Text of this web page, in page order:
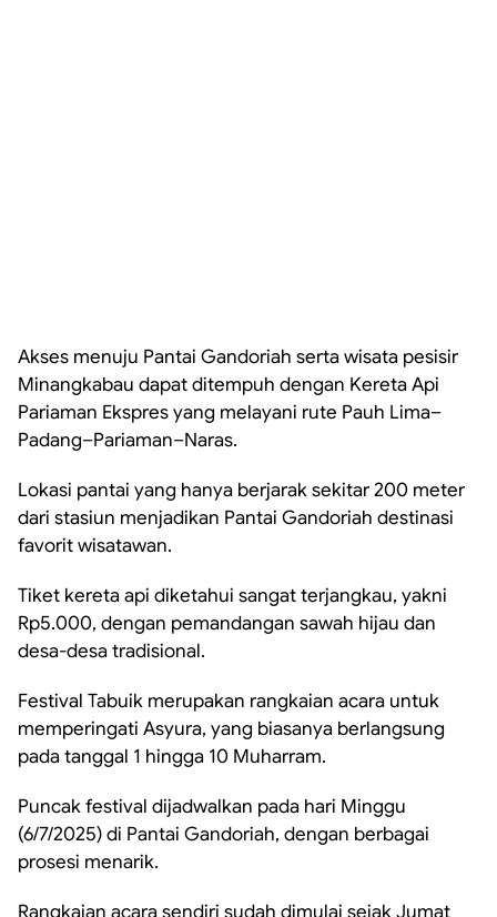
Akses menuju Pantai Gandoriah serta wisata pesisir
Minangkabau dapat ditempuh dengan Kereta Api
Pariaman Ekspres yang melayani rute Pauh Lima–
Padang–Pariaman–Naras.
Lokasi pantai yang hanya berjarak sekitar 200 meter
dari stasiun menjadikan Pantai Gandoriah destinasi
favorit wisatawan.
Tiket kereta api diketahui sangat terjangkau, yakni
Rp5.000, dengan pemandangan sawah hijau dan
desa-desa tradisional.
Festival Tabuik merupakan rangkaian acara untuk
memperingati Asyura, yang biasanya berlangsung
pada tanggal 1 hingga 10 Muharram.
Puncak festival dijadwalkan pada hari Minggu
(6/7/2025) di Pantai Gandoriah, dengan berbagai
prosesi menarik.
Rangkaian acara sendiri sudah dimulai sejak Jumat